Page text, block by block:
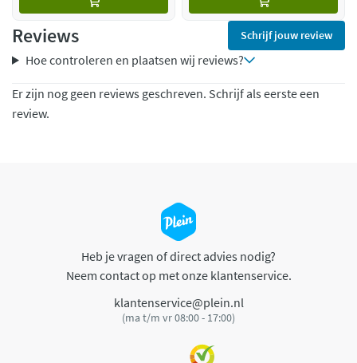
Reviews Schrijf jouw review
Hoe controleren en plaatsen wij reviews?
Er zijn nog geen reviews geschreven. Schrijf als eerste een
review.
Heb je vragen of direct advies nodig?
Neem contact op met onze klantenservice.
klantenservice@plein.nl
(ma t/m vr 08:00 - 17:00)